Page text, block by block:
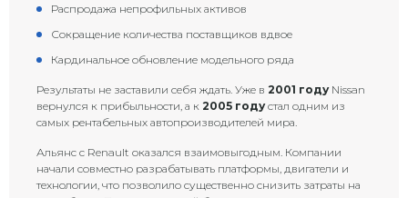
Распродажа непрофильных активов
Сокращение количества поставщиков вдвое
Кардинальное обновление модельного ряда
Результаты не заставили себя ждать. Уже в 2001 годуNissan
вернулся к прибыльности, а к 2005 годустал одним из
самых рентабельных автопроизводителей мира.
Альянс с Renault оказался взаимовыгодным. Компании
начали совместно разрабатывать платформы, двигатели и
технологии, что позволило существенно снизить затраты на